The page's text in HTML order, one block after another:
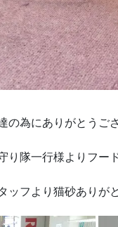
の為にありがとうご
り隊一行様よりフー
ッフより猫砂ありが